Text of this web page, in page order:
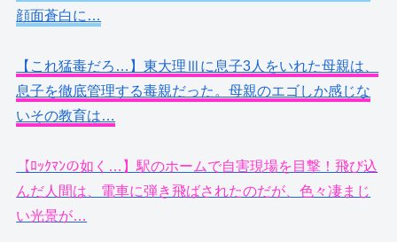
顔面蒼白に…
【これ猛毒だろ…】東大理Ⅲに息子3人をいれた母親は、
息子を徹底管理する毒親だった。母親のエゴしか感じな
いその教育は…
【ﾛｯｸﾏﾝの如く…】駅のホームで自害現場を目撃！飛び込
んだ人間は、電車に弾き飛ばされたのだが、色々凄まじ
い光景が…